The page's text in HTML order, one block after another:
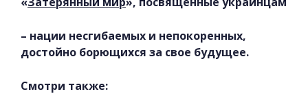
– нации несгибаемых и непокоренных,
достойно борющихся за свое будущее.
Смотри также: